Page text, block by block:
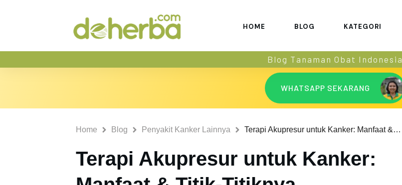
HOME BLOG KATEGORI
Blog Tanaman Obat Indonesia
WHATSAPP SEKARANG
Home Blog Penyakit Kanker Lainnya Terapi Akupresur untuk Kanker: Manfaat & Titik-Titiknya
Terapi Akupresur untuk Kanker: